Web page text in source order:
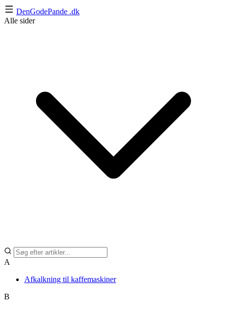
DenGodePande .dk
Alle sider
A
Afkalkning til kaffemaskiner
B